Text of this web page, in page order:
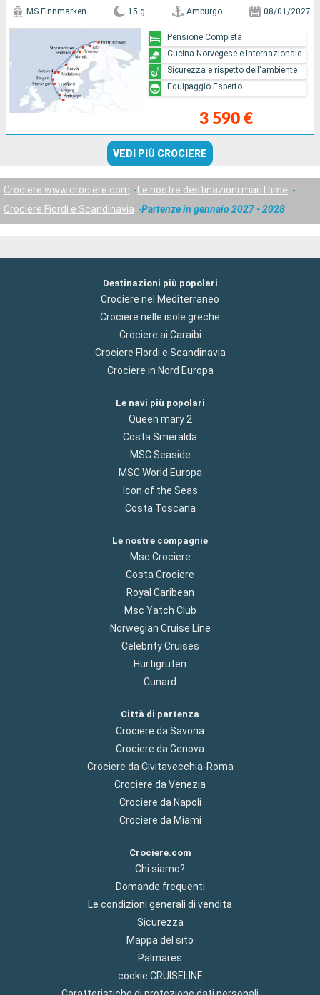
MS Finnmarken 15 g Amburgo 08/01/2027
3 590 €
Pensione Completa
Cucina Norvegese e Internazionale
Sicurezza e rispetto dell'ambiente
Equipaggio Esperto
VEDI PIÙ CROCIERE
Crociere www.crociere.com
Le nostre destinazioni marittime
Crociere Fiordi e Scandinavia
Partenze in gennaio 2027 - 2028
Destinazioni più popolari
Crociere nel Mediterraneo
Crociere nelle isole greche
Crociere ai Caraibi
Crociere Flordi e Scandinavia
Crociere in Nord Europa
Le navi più popolari
Queen mary 2
Costa Smeralda
MSC Seaside
MSC World Europa
Icon of the Seas
Costa Toscana
Le nostre compagnie
Msc Crociere
Costa Crociere
Royal Caribean
Msc Yatch Club
Norwegian Cruise Line
Celebrity Cruises
Hurtigruten
Cunard
Città di partenza
Crociere da Savona
Crociere da Genova
Crociere da Civitavecchia-Roma
Crociere da Venezia
Crociere da Napoli
Crociere da Miami
Crociere.com
Chi siamo?
Domande frequenti
Le condizioni generali di vendita
Sicurezza
Mappa del sito
Palmares
cookie CRUISELINE